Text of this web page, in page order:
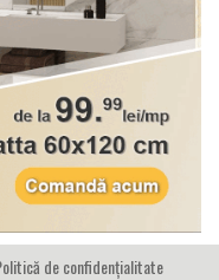
de confidențialitate